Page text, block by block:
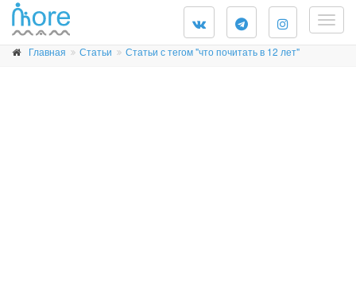
Главная Статьи Статьи с тегом "что почитать в 12 лет"